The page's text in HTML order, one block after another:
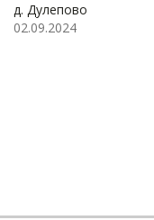
д. Дулепово
02.09.2024